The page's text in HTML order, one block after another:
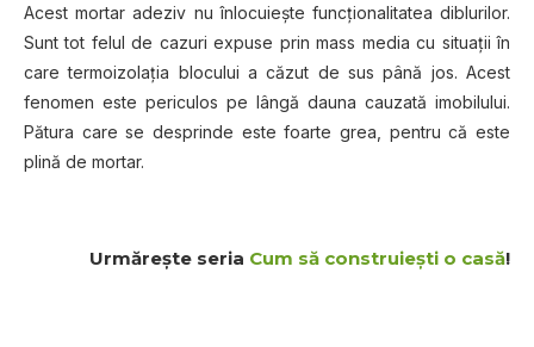
Acest mortar adeziv nu înlocuiește funcționalitatea diblurilor.
Sunt tot felul de cazuri expuse prin mass media cu situații în
care termoizolația blocului a căzut de sus până jos. Acest
fenomen este periculos pe lângă dauna cauzată imobilului.
Pătura care se desprinde este foarte grea, pentru că este
plină de mortar.
Urmărește seria Cum să construiești o casă!